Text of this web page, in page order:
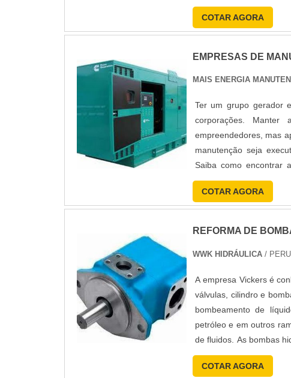
nec....
COTAR AGORA
EMPRESAS DE
MAIS ENERGIA
Ter um grupo gerador
corporações.
empreendedores, mas
manutenção seja
Saiba como encontrar
benefício: a qualificação
COTAR AGORA
REFORMA DE
WWK HIDRÁULICA/
A empresa Vickers é
válvulas, cilindro e
bombeamento de
petróleo e em outros
de fluidos. As bombas
do si....
COTAR AGORA